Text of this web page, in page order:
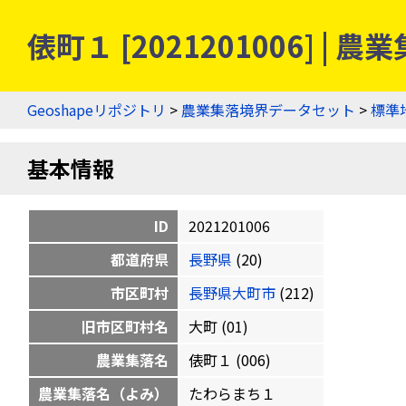
俵町１ [2021201006] | 農業
Geoshapeリポジトリ > 農業集落境界データセット >標準
基本情報
ID
2021201006
都道府県
長野県 (20)
市区町村
長野県大町市 (212)
旧市区町村名
大町 (01)
農業集落名
俵町１ (006)
農業集落名（よみ）
たわらまち１